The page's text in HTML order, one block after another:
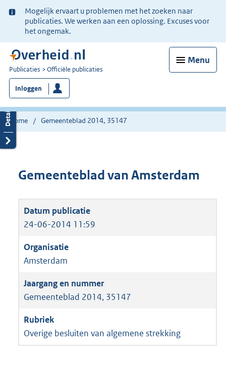
Ter
informatie:
Mogelijk ervaart u problemen met het zoeken naar
publicaties. We werken aan een oplossing. Excuses voor
het ongemak.
Menu
U
bent
nu
hier:
Publicaties Officiële publicaties
Inloggen
Home Gemeenteblad 2014, 35147
Gemeenteblad van Amsterdam
24-06-2014 11:59
Amsterdam
Gemeenteblad 2014, 35147
Overige besluiten van algemene strekking